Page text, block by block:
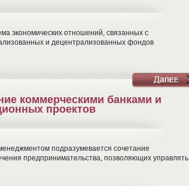
экономических отношений, связанных с
и децентрализованных фондов
коммерческими банками и
проектов
подразумевается сочетание
предпринимательства, позволяющих управлять